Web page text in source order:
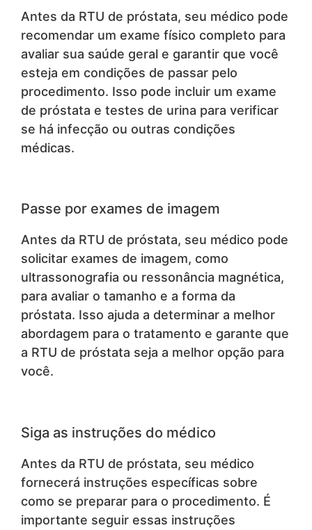
Antes da RTU de próstata, seu médico pode
recomendar um exame físico completo para
avaliar sua saúde geral e garantir que você
esteja em condições de passar pelo
procedimento. Isso pode incluir um exame
de próstata e testes de urina para verificar
se há infecção ou outras condições
médicas.
Passe por exames de imagem
Antes da RTU de próstata, seu médico pode
solicitar exames de imagem, como
ultrassonografia ou ressonância magnética,
para avaliar o tamanho e a forma da
próstata. Isso ajuda a determinar a melhor
abordagem para o tratamento e garante que
a RTU de próstata seja a melhor opção para
você.
Siga as instruções do médico
Antes da RTU de próstata, seu médico
fornecerá instruções específicas sobre
como se preparar para o procedimento. É
importante seguir essas instruções